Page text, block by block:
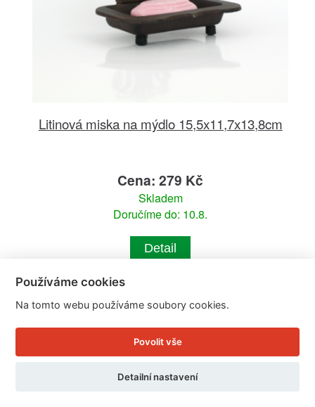
Litinová miska na mýdlo 15,5x11,7x13,8cm
Cena: 279 Kč
Skladem
Doručíme do: 10.8.
Detail
Používáme cookies
Na tomto webu používáme soubory cookies.
Povolit vše
Detailní nastavení